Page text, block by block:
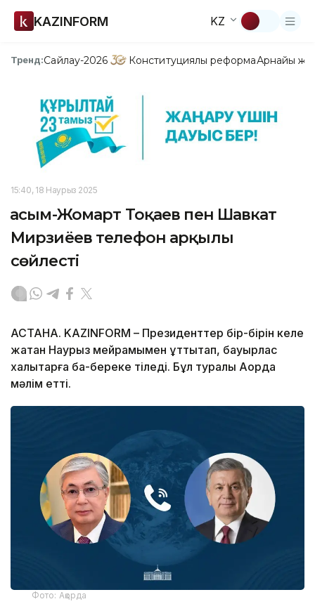
KAZINFORM KZ
Тренд:Сайлау-2026 Конституциялық реформаАрнайы
15:40, 18 Наурыз 2025
Қасым-Жомарт Тоқаев пен Шавкат
Мирзиёев телефон арқылы
сөйлесті
АСТАНА. KAZINFORM – Президенттер бір-бірін келе
жатқан Наурыз мейрамымен құттықтап, бауырлас
халықтарға бақ-береке тіледі. Бұл туралы Ақорда
мәлім етті.
Фото: Ақорда